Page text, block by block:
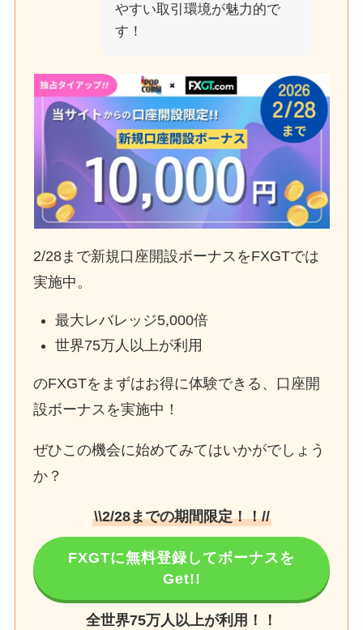
やすい取引環境が魅力的で
す！
2/28まで新規口座開設ボーナスをFXGTでは
実施中。
最大レバレッジ5,000倍
世界75万人以上が利用
のFXGTをまずはお得に体験できる、口座開
設ボーナスを実施中！
ぜひこの機会に始めてみてはいかがでしょう
か？
\\2/28までの期間限定！！//
FXGTに無料登録してボーナスを
Get!!
全世界75万人以上が利用！！